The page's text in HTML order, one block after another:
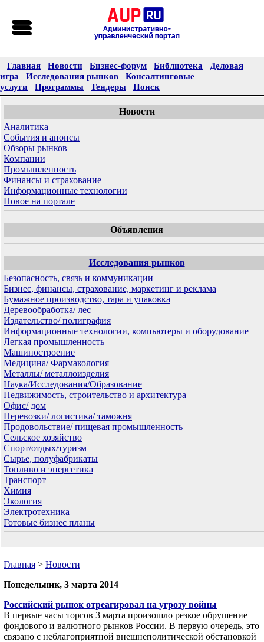
Главная Новости Бизнес-форум Библиотека
Деловая
игра
Исследования рынков
Консалтинговые
услуги
Программы Тендеры Поиск
Новости
Аналитика
События и анонсы
Обзоры рынков
Компании
Промышленность
Финансы и страхование
Информационные технологии
Новое на портале
Объявления
Исследования рынков
Безопасность, связь и коммуникации
Бизнес, финансы, страхование, маркетинг и реклама
Бумажное производство, тара и упаковка
Деревообработка/ лес
Издательство/ полиграфия
Информационные технологии, компьютеры и оборудование
Легкая промышленность
Машиностроение
Медицина/ Фармакология
Металлы/ металлоизделия
Наука/Исследования/Образование
Недвижимость, строительство и архитектура
Офис/ дом
Перевозки/ логистика/ таможня
Продовольствие/ пищевая промышленность
Сельское хозяйство
Спорт/отдых/туризм
Сырье, полуфабрикаты
Топливо и энергетика
Транспорт
Химия
Экология
Электротехника
Готовые бизнес планы
Главная > Новости
Понедельник, 3 марта 2014
Российский рынок отреагировал на угрозу войны
В первые часы торгов 3 марта произошло резкое обрушение
фондового и валютного рынков России. В первую очередь, это
связано с неблагоприятной внешнеполитической обстановкой